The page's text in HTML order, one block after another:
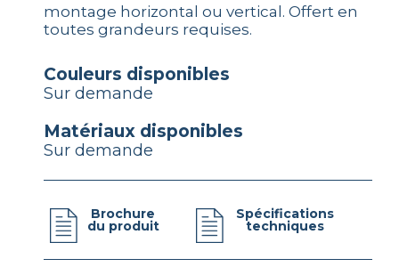
montage horizontal ou vertical. Offert en
toutes grandeurs requises.
couleurs disponibles
Sur demande
matériaux disponibles
Sur demande
Brochure
du produit
Spécifications
techniques